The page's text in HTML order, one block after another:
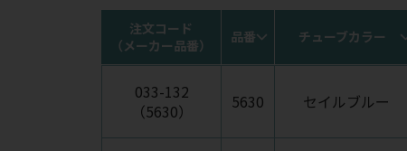
注文コード
（メーカー品番）
品番 チューブカラー
033-132
（5630）
5630 セイルブルー